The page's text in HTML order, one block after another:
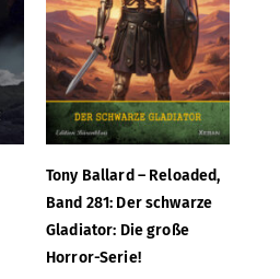
Tony Ballard – Reloaded,
Band 281: Der schwarze
Gladiator: Die große
Horror-Serie!